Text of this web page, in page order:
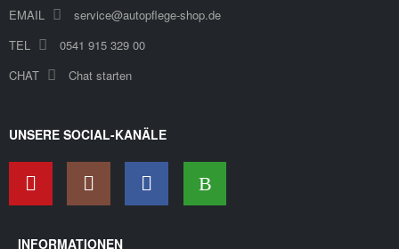
EMAIL
service@autopflege-shop.de
TEL
0541 915 329 00
CHAT
Chat starten
UNSERE SOCIAL-KANÄLE
INFORMATIONEN